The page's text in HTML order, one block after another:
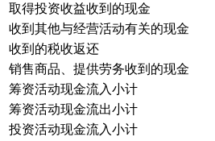
取得投资收益收到的现金
收到其他与经营活动有关的现金
收到的税收返还
销售商品、提供劳务收到的现金
筹资活动现金流入小计
筹资活动现金流出小计
投资活动现金流入小计